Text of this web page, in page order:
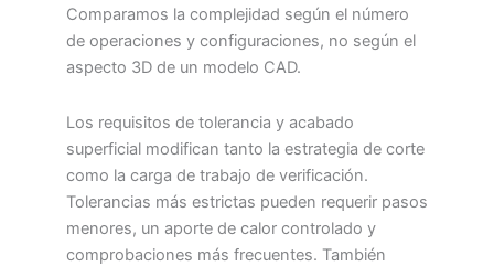
Comparamos la complejidad según el número
de operaciones y configuraciones, no según el
aspecto 3D de un modelo CAD.
Los requisitos de tolerancia y acabado
superficial modifican tanto la estrategia de corte
como la carga de trabajo de verificación.
Tolerancias más estrictas pueden requerir pasos
menores, un aporte de calor controlado y
comprobaciones más frecuentes. También